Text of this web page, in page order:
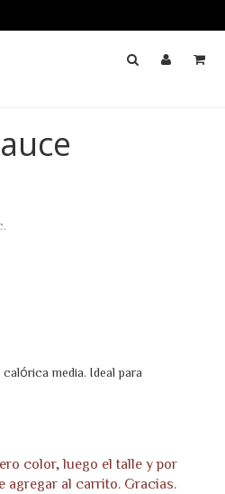
media. Ideal para
color, luego el talle y por
agregar al carrito. Gracias.